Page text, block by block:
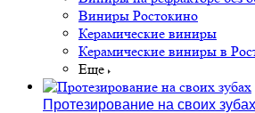
Виниры Ростокино
Керамические виниры
Керамические виниры в
Еще
Протезирование на своих зубах